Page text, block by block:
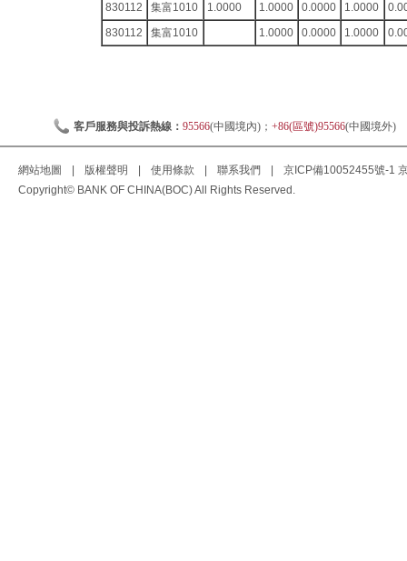
830112
集富1010 1.0000 1.0000 0.0000 1.0000
830112
集富1010 1.0000 0.0000 1.0000
客戶服務與投訴熱線： 95566(中國境內)； +86(區號)95566(中國境外)
網站地圖 版權聲明 使用條款 聯系我們 京ICP備10052455號-1
Copyright© BANK OF CHINA(BOC) All Rights Reserved.